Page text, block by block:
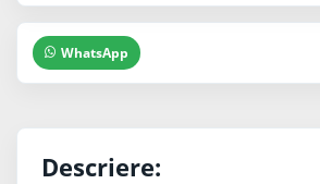
WhatsApp
Descriere: